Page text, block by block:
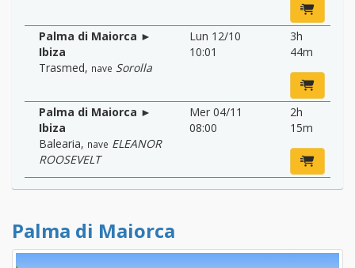
Palma di Maiorca ►
Ibiza
Trasmed, nave Sorolla
Lun 12/10
10:01
3h
44m
Palma di Maiorca ►
Ibiza
Balearia, nave ELEANOR
ROOSEVELT
Mer 04/11
08:00
2h
15m
Palma di Maiorca